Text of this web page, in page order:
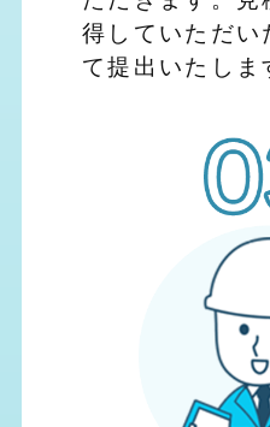
得していただい
て提出いたしま